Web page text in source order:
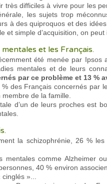
très difficiles à vivre pour les
les sujets trop
à des quiproquos et des
et simple d’acquisition, on
mentales et les Français.
été menée par Ipsos
mentales et de leurs
par ce problème et 13 %
des Français concernés par
de la famille.
d’un de leurs proches est
la schizophrénie, 26 %
comme Alzheimer
40 % environ
»...